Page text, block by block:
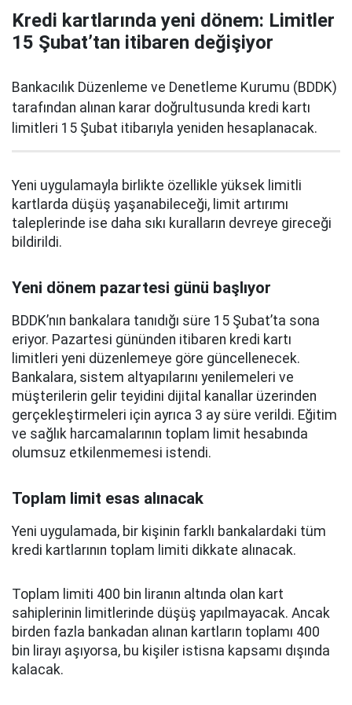
Kredi kartlarında yeni dönem: Limitler
15 Şubat’tan itibaren değişiyor
Bankacılık Düzenleme ve Denetleme Kurumu (BDDK)
tarafından alınan karar doğrultusunda kredi kartı
limitleri 15 Şubat itibarıyla yeniden hesaplanacak.
Yeni uygulamayla birlikte özellikle yüksek limitli
kartlarda düşüş yaşanabileceği, limit artırımı
taleplerinde ise daha sıkı kuralların devreye gireceği
bildirildi.
Yeni dönem pazartesi günü başlıyor
BDDK’nın bankalara tanıdığı süre 15 Şubat’ta sona
eriyor. Pazartesi gününden itibaren kredi kartı
limitleri yeni düzenlemeye göre güncellenecek.
Bankalara, sistem altyapılarını yenilemeleri ve
müşterilerin gelir teyidini dijital kanallar üzerinden
gerçekleştirmeleri için ayrıca 3 ay süre verildi. Eğitim
ve sağlık harcamalarının toplam limit hesabında
olumsuz etkilenmemesi istendi.
Toplam limit esas alınacak
Yeni uygulamada, bir kişinin farklı bankalardaki tüm
kredi kartlarının toplam limiti dikkate alınacak.
Toplam limiti 400 bin liranın altında olan kart
sahiplerinin limitlerinde düşüş yapılmayacak. Ancak
birden fazla bankadan alınan kartların toplamı 400
bin lirayı aşıyorsa, bu kişiler istisna kapsamı dışında
kalacak.